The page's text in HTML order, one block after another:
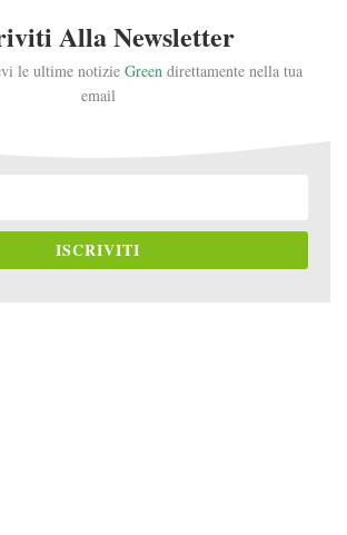
Alla Newsletter
le ultime notizie Greendirettamente nella tua
email
ISCRIVITI